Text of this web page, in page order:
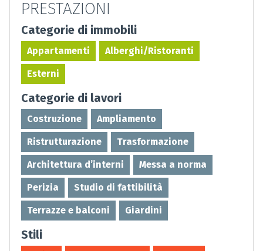
PRESTAZIONI
Categorie di immobili
Appartamenti Alberghi/Ristoranti
Esterni
Categorie di lavori
Costruzione Ampliamento
Ristrutturazione Trasformazione
Architettura d’interni Messa a norma
Perizia Studio di fattibilità
Terrazze e balconi Giardini
Stili